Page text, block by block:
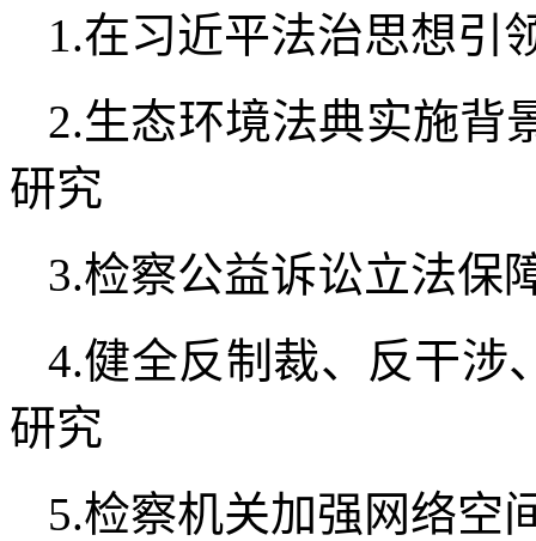
1.在习近平法治思想引
2.生态环境法典实施背
研究
3.检察公益诉讼立法保
4.健全反制裁、反干涉
研究
5.检察机关加强网络空